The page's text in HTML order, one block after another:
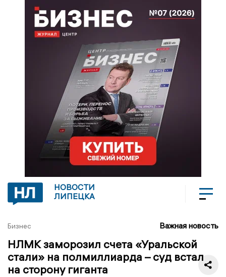
НОВОСТИ
ЛИПЕЦКА
Бизнес Важная новость
НЛМК заморозил счета «Уральской
стали» на полмиллиарда – суд встал
на сторону гиганта